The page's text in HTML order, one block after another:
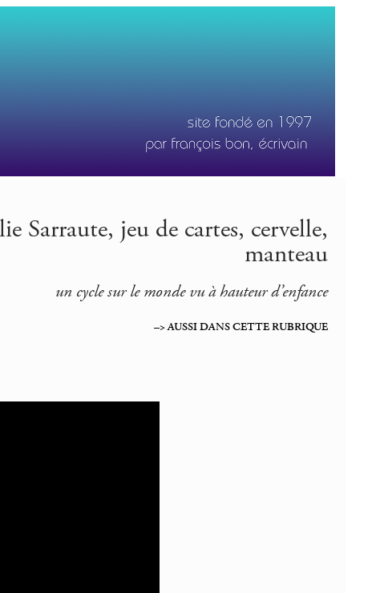
Sarraute, jeu de cartes, cervelle,
manteau
un cycle sur le monde vu à hauteur d’enfance
–> AUSSI DANS CETTE RUBRIQUE